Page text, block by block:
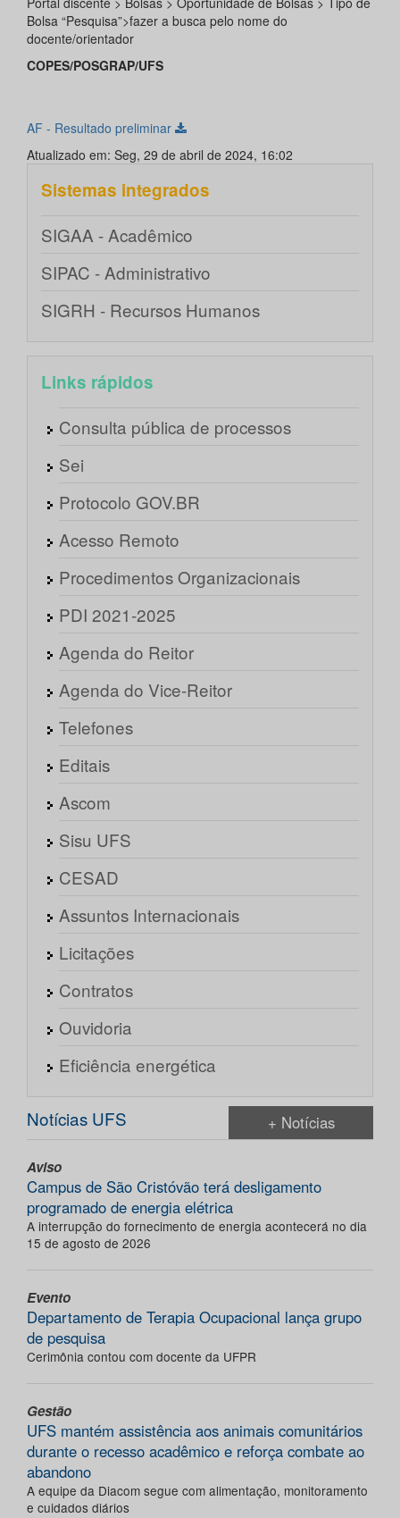
Bolsa “Pesquisa”>fazer a busca pelo nome do
docente/orientador
COPES/POSGRAP/UFS
AF - Resultado preliminar
Atualizado em: Seg, 29 de abril de 2024, 16:02
Sistemas integrados
SIGAA - Acadêmico
SIPAC - Administrativo
SIGRH - Recursos Humanos
Links rápidos
Consulta pública de processos
Sei
Protocolo GOV.BR
Acesso Remoto
Procedimentos Organizacionais
PDI 2021-2025
Agenda do Reitor
Agenda do Vice-Reitor
Telefones
Editais
Ascom
Sisu UFS
CESAD
Assuntos Internacionais
Licitações
Contratos
Ouvidoria
Eficiência energética
Notícias UFS + Notícias
Aviso
Campus de São Cristóvão terá desligamento
programado de energia elétrica
A interrupção do fornecimento de energia acontecerá no dia
15 de agosto de 2026
Evento
Departamento de Terapia Ocupacional lança grupo
de pesquisa
Cerimônia contou com docente da UFPR
Gestão
UFS mantém assistência aos animais comunitários
durante o recesso acadêmico e reforça combate ao
abandono
A equipe da Diacom segue com alimentação, monitoramento
e cuidados diários